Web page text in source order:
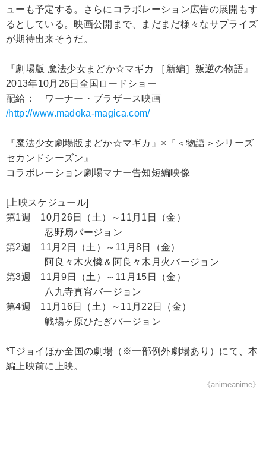
ューも予定する。さらにコラボレーション広告の展開もす
るとしている。映画公開まで、まだまだ様々なサプライズ
が期待出来そうだ。
『劇場版 魔法少女まどか☆マギカ ［新編］叛逆の物語』
2013年10月26日全国ロードショー
配給： ワーナー・ブラザース映画
/http://www.madoka-magica.com/
『魔法少女劇場版まどか☆マギカ』×『＜物語＞シリーズ
セカンドシーズン』
コラボレーション劇場マナー告知短編映像
[上映スケジュール]
第1週 10月26日（土）～11月1日（金）
忍野扇バージョン
第2週 11月2日（土）～11月8日（金）
阿良々木火憐＆阿良々木月火バージョン
第3週 11月9日（土）～11月15日（金）
八九寺真宵バージョン
第4週 11月16日（土）～11月22日（金）
戦場ヶ原ひたぎバージョン
*Tジョイほか全国の劇場（※一部例外劇場あり）にて、本
編上映前に上映。
《animeanime》